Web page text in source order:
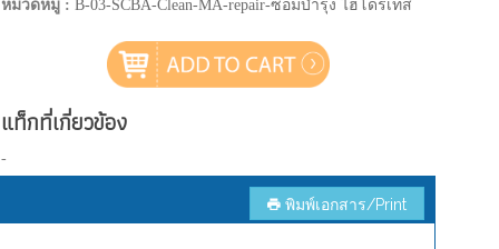
หมวดหมู่ : B-03-SCBA-Clean-MA-repair-ซ่อมบำรุง ไฮโดรเทส
แท็กที่เกี่ยวข้อง
-
พิมพ์เอกสาร/Print